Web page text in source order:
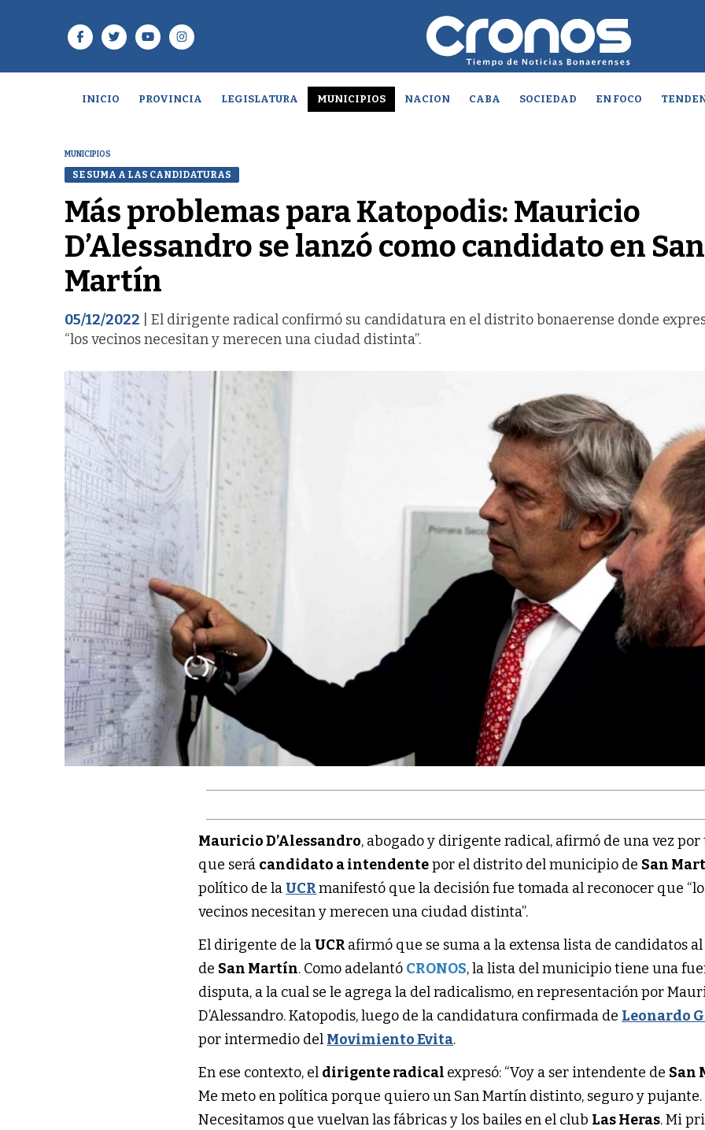
INICIO PROVINCIA LEGISLATURA MUNICIPIOS NACION CABA SOCIEDAD EN FOCO
MUNICIPIOS
SE SUMA A LAS CANDIDATURAS
Más problemas para Katopodis: Mauricio
D’Alessandro se lanzó como candidato en San
Martín
05/12/2022 | El dirigente radical confirmó su candidatura en el distrito bonaerense donde
“los vecinos necesitan y merecen una ciudad distinta”.
Mauricio D’Alessandro, abogado y dirigente radical, afirmó de una vez por
que será candidato a intendentepor el distrito del municipio de San
político de laUCRmanifestó que la decisión fue tomada al reconocer que
vecinos necesitan y merecen una ciudad distinta”.
El dirigente de laUCR afirmó que se suma a la extensa lista de candidatos
de San Martín. Como adelantó CRONOS, la lista del municipio tiene una
disputa, a la cual se le agrega la del radicalismo, en representación por
D’Alessandro. Katopodis, luego de la candidatura confirmada de Leonardo
por intermedio del Movimiento Evita.
En ese contexto, el dirigente radical expresó: “Voy a ser intendente de San
Me meto en política porque quiero un San Martín distinto, seguro y pujante.
Necesitamos que vuelvan las fábricas y los bailes en el club Las Heras. Mi